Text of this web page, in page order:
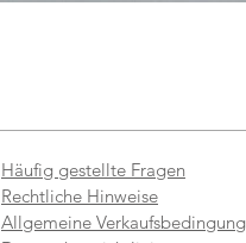
Häufig gestellte Fragen
Rechtliche Hinweise
Allgemeine